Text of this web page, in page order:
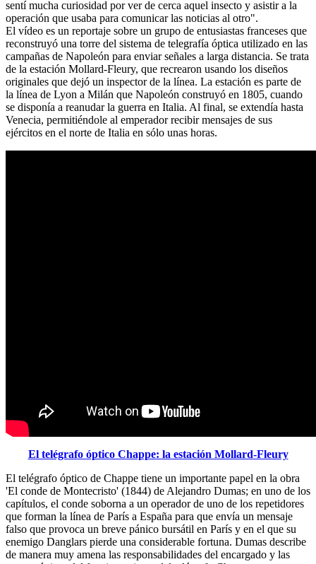
sentí mucha curiosidad por ver de cerca aquel insecto y asistir a la
operación que usaba para comunicar las noticias al otro".
El vídeo es un reportaje sobre un grupo de entusiastas franceses que
reconstruyó una torre del sistema de telegrafía óptica utilizado en las
campañas de Napoleón para enviar señales a larga distancia. Se trata
de la estación Mollard-Fleury, que recrearon usando los diseños
originales que dejó un inspector de la línea. La estación es parte de
la línea de Lyon a Milán que Napoleón construyó en 1805, cuando
se disponía a reanudar la guerra en Italia. Al final, se extendía hasta
Venecia, permitiéndole al emperador recibir mensajes de sus
ejércitos en el norte de Italia en sólo unas horas.
El telégrafo óptico Chappe: la estación Mollard-Fleury
El telégrafo óptico de Chappe tiene un importante papel en la obra
'El conde de Montecristo' (1844) de Alejandro Dumas; en uno de los
capítulos, el conde soborna a un operador de uno de los repetidores
que forman la línea de París a España para que envía un mensaje
falso que provoca un breve pánico bursátil en París y en el que su
enemigo Danglars pierde una considerable fortuna. Dumas describe
de manera muy amena las responsabilidades del encargado y las